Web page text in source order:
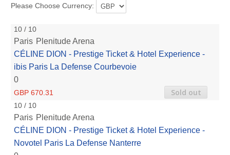
Please Choose Currency:
10 / 10
Paris Plenitude Arena
CÉLINE DION - Prestige Ticket & Hotel Experience -
ibis Paris La Defense Courbevoie
0
GBP 670.31 Sold out
10 / 10
Paris Plenitude Arena
CÉLINE DION - Prestige Ticket & Hotel Experience -
Novotel Paris La Defense Nanterre